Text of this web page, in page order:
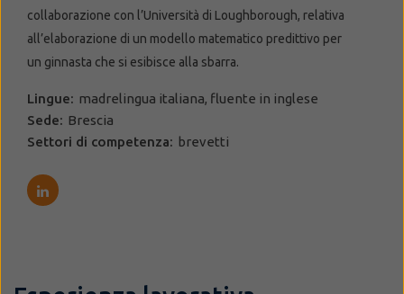
collaborazione con l’Università di Loughborough, relativa
all’elaborazione di un modello matematico predittivo per
un ginnasta che si esibisce alla sbarra.
Lingue: madrelingua italiana, fluente in inglese
Sede: Brescia
Settori di competenza: brevetti